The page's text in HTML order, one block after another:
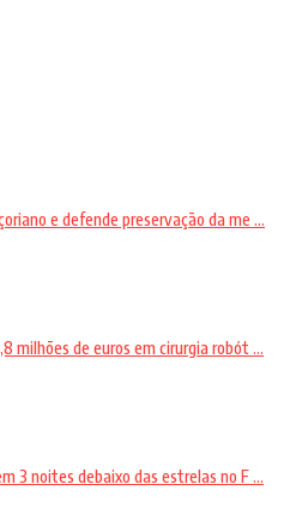
e defende preservação da me ...
milhões de euros em cirurgia robót ...
3 noites debaixo das estrelas no F ...